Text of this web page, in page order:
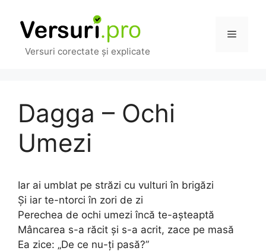
conținut
Versuri corectate și explicate
Meniu
Dagga – Ochi
Umezi
Iar ai umblat pe străzi cu vulturi în brigăzi
Și iar te-ntorci în zori de zi
Perechea de ochi umezi încă te-așteaptă
Mâncarea s-a răcit și s-a acrit, zace pe masă
Ea zice: „De ce nu-ți pasă?”